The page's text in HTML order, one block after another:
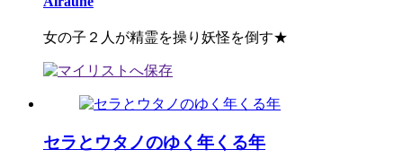
女の子２人が精霊を操り妖怪を倒す★
セラとウタノのゆく年くる年